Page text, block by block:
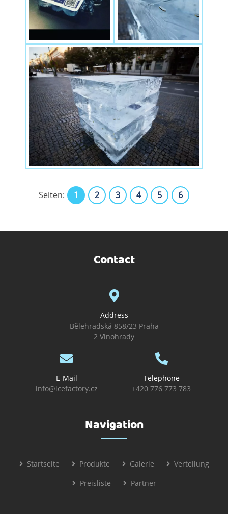
Seiten: 1 2 3 4 5 6
Contact
Address
Bělehradská 858/23 Praha
2 Vinohrady
E-Mail
info@icefactory.cz
Telephone
+420 776 773 783
Navigation
Startseite Produkte Galerie
Verteilung
Preisliste
Partner